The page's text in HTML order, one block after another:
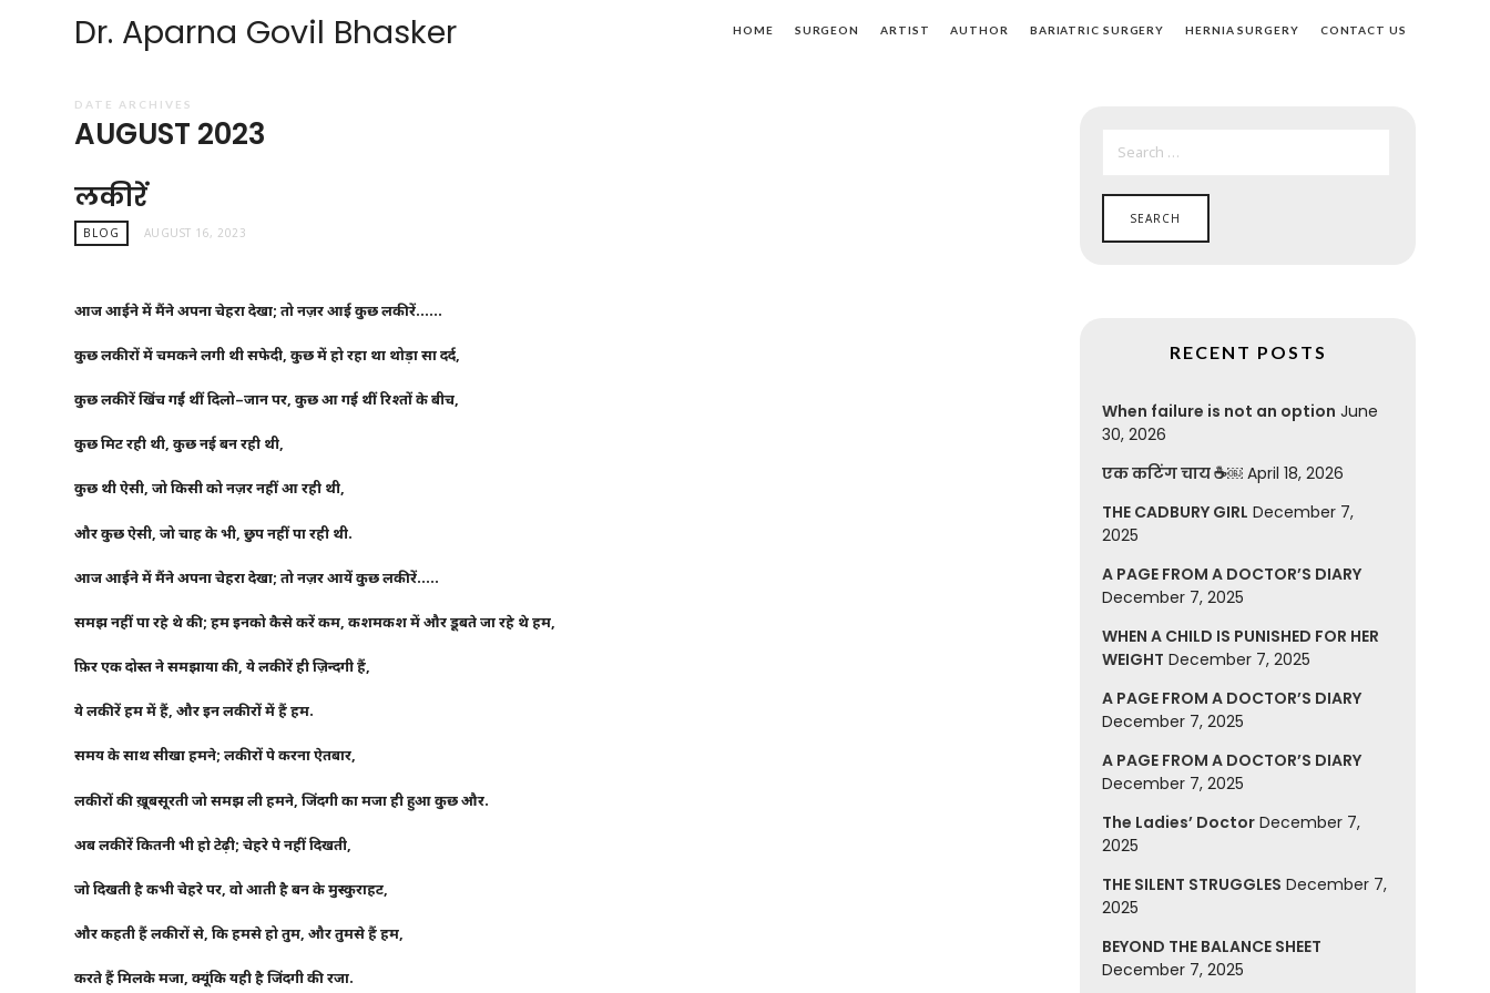
Dr. Aparna Govil Bhasker HOME SURGEON ARTIST AUTHOR BARIATRIC SURGERY HERNIA SURGERY CONTACT US
DATE ARCHIVES
AUGUST 2023
लकीरें
BLOG AUGUST 16, 2023
आजआईनेमें मैंनेअपनाचेहरादेखा;तोनज़रआईकुछलकीरें……
कुछलकीरोंमेंचमकनेलगी थीसफेदी,कुछमेंहोरहा था थोड़ासादर्द,
कुछलकीरेंखिंचगईं थींदिलो–जानपर,कुछआगई थींरिश्तोंकेबीच,
कुछमिटरही थी,कुछनईबनरही थी,
कुछ थीऐसी,जोकिसीकोनज़रनहींआरही थी,
और कुछ ऐसी, जो चाह के भी, छुप नहीं पा रही थी.
आज आईने में मैंने अपना चेहरा देखा; तो नज़र आयें कुछ लकीरें…..
समझनहींपारहे थेकी;हमइनकोकैसेकरेंकम,कशमकशमेंऔरडूबतेजारहे थेहम,
फ़िरएकदोस्तनेसमझायाकी,येलकीरेंहीज़िन्दगीहैं,
येलकीरेंहममेंहैं,औरइनलकीरोंमेंहैंहम.
समयकेसाथसीखाहमने;लकीरोंपेकरनाऐतबार,
लकीरोंकीख़ूबसूरतीजोसमझलीहमने,जिंदगीकामजाहीहुआकुछऔर.
अबलकीरेंकितनीभीहोटेढ़ी;चेहरेपेनहींदिखती,
जोदिखतीहैकभीचेहरेपर,वोआतीहैबनकेमुस्कुराहट,
औरकहतीहैंलकीरोंसे,किहमसेहोतुम,औरतुमसेहैंहम,
करते हैं मिलके मजा, क्यूंकि यही है जिंदगी की रजा.
FOR:
RECENT POSTS
When failure is not an option June
30, 2026
एक कटिंग चाय ☕￼ April 18, 2026
THE CADBURY GIRL December 7,
2025
A PAGE FROM A DOCTOR’S DIARY
December 7, 2025
WHEN A CHILD IS PUNISHED FOR HER
WEIGHT December 7, 2025
A PAGE FROM A DOCTOR’S DIARY
December 7, 2025
A PAGE FROM A DOCTOR’S DIARY
December 7, 2025
The Ladies’ Doctor December 7,
2025
THE SILENT STRUGGLES December 7,
2025
BEYOND THE BALANCE SHEET
December 7, 2025